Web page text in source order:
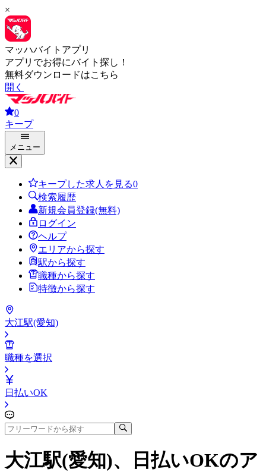
×
マッハバイトアプリ
アプリでお得にバイト探し！
無料ダウンロードはこちら
開く
0
キープ
メニュー
キープした求人を見る0
検索履歴
新規会員登録(無料)
ログイン
ヘルプ
エリアから探す
駅から探す
職種から探す
特徴から探す
大江駅(愛知)
職種を選択
日払いOK
大江駅(愛知)、日払いOKのア